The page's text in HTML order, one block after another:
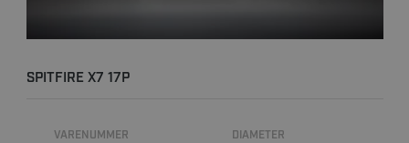
SPITFIRE X7 17P
VARENUMMER DIAMETER